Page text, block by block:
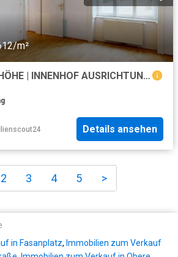
m²
3,6 METER RAUMHÖHE | INNENHOF AUSRICHTUNG | ALTBAU
Details ansehen
2 3 4 5 >
in Fasanplatz, Immobilien zum Verkauf